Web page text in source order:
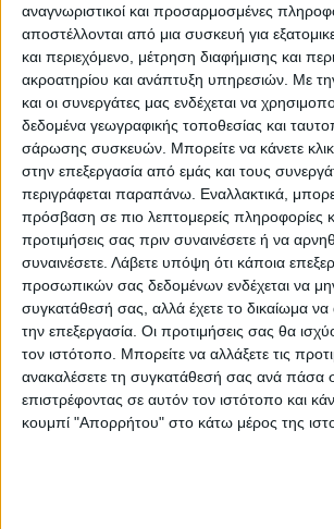
αναγνωριστικοί και προσαρμοσμένες
αποστέλλονται από μια συσκευή για
και περιεχόμενο, μέτρηση διαφήμισης και
ακροατηρίου και ανάπτυξη υπηρεσιών. Με
και οι συνεργάτες μας ενδέχεται να
δεδομένα γεωγραφικής τοποθεσίας και
σάρωσης συσκευών. Μπορείτε να κάνετε κλικ
στην επεξεργασία από εμάς και τους
περιγράφεται παραπάνω. Εναλλακτικά,
πρόσβαση σε πιο λεπτομερείς πληροφορίες
προτιμήσεις σας πριν συναινέσετε ή να
συναινέσετε. Λάβετε υπόψη ότι κάποια
προσωπικών σας δεδομένων ενδέχεται να
συγκατάθεσή σας, αλλά έχετε το δικαίωμα να
την επεξεργασία. Οι προτιμήσεις σας θα
τον ιστότοπο. Μπορείτε να αλλάξετε τις
ανακαλέσετε τη συγκατάθεσή σας ανά πάσα
επιστρέφοντας σε αυτόν τον ιστότοπο και
κουμπί "Απορρήτου" στο κάτω μέρος της
VIDEO ΤΗΣ ΘΕΣΣΑΛΙΑΣ
Οι 9 άξονες Κουρέτα για να
Θεσσαλία από την λειψυδρία